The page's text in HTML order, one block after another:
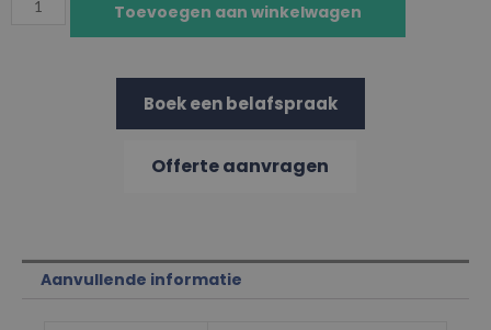
Toevoegen aan winkelwagen
Boek een belafspraak
Offerte aanvragen
Aanvullende informatie